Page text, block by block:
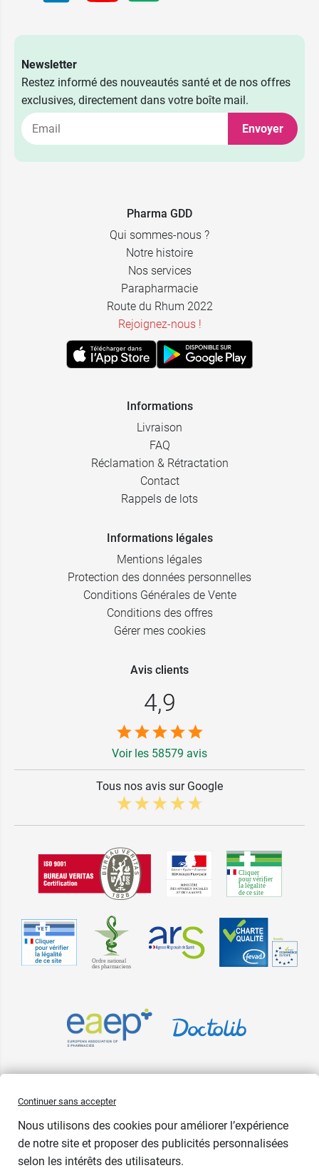
Newsletter
Restez informé des nouveautés santé et de nos offres
exclusives, directement dans votre boîte mail.
Envoyer
Pharma GDD
Qui sommes-nous ?
Notre histoire
Nos services
Parapharmacie
Route du Rhum 2022
Rejoignez-nous !
Informations
Livraison
FAQ
Réclamation & Rétractation
Contact
Rappels de lots
Informations légales
Mentions légales
Protection des données personnelles
Conditions Générales de Vente
Conditions des offres
Gérer mes cookies
Avis clients
4,9
Voir les 58579 avis
Tous nos avis sur Google
Pharma GDD adhère à la Fédération du e-commerce et de la vente à
européen Ecommerce Europe Trustmark.
Continuer sans accepter
Nous utilisons des cookies pour améliorer l’expérience
de notre site et proposer des publicités personnalisées
selon les intérêts des utilisateurs.